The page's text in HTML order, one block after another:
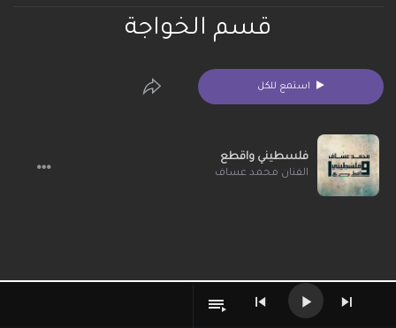
قسم الخواجة
استمع للكل
فلسطيني واقطع
الفنان محمد عساف